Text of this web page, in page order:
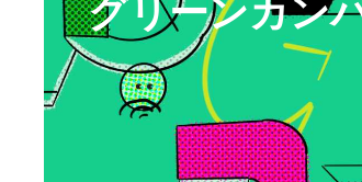
グリーンカン